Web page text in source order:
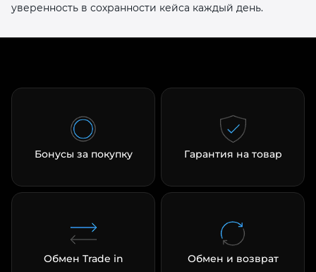
уверенность в сохранности кейса каждый день.
Бонусы за покупку Гарантия на товар
Обмен Trade in Обмен и возврат